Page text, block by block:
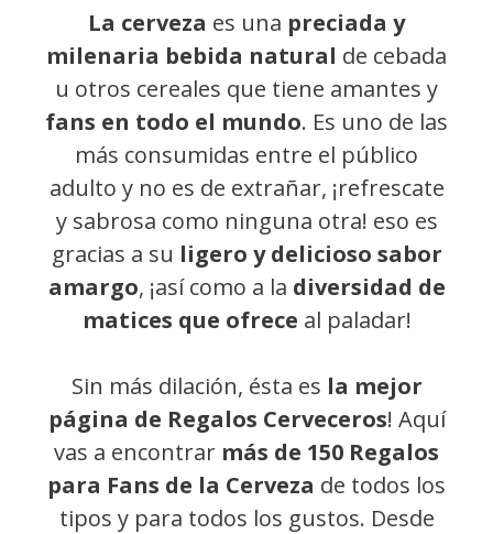
La cerveza es una preciada y
milenaria bebida natural de cebada
u otros cereales que tiene amantes y
fans en todo el mundo. Es uno de las
más consumidas entre el público
adulto y no es de extrañar, ¡refrescate
y sabrosa como ninguna otra! eso es
gracias a su ligero y delicioso sabor
amargo, ¡así como a la diversidad de
matices que ofrece al paladar!
Sin más dilación, ésta es la mejor
página de Regalos Cerveceros! Aquí
vas a encontrar más de 150 Regalos
para Fans de la Cerveza de todos los
tipos y para todos los gustos. Desde